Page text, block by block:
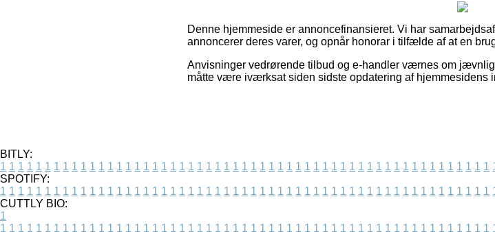
Denne hjemmeside er annoncefinansieret. Vi har
annoncerer deres varer, og opnår honorar i tilfælde af at en
Anvisninger vedrørende tilbud og e-handler værnes om
måtte være iværksat siden sidste opdatering af hjemmesidens
BITLY:
1 1 1 1 1 1 1 1 1 1 1 1 1 1 1 1 1 1 1 1 1 1 1 1 1 1 1 1 1 1 1 1 1 1 1 1 1 1 1 1 1 1 1 1 1 1 1 1 1 1 1 1 1 1 1
SPOTIFY:
1 1 1 1 1 1 1 1 1 1 1 1 1 1 1 1 1 1 1 1 1 1 1 1 1 1 1 1 1 1 1 1 1 1 1 1 1 1 1 1 1 1 1 1 1 1 1 1 1 1 1 1 1 1 1
CUTTLY BIO:
1
1 1 1 1 1 1 1 1 1 1 1 1 1 1 1 1 1 1 1 1 1 1 1 1 1 1 1 1 1 1 1 1 1 1 1 1 1 1 1 1 1 1 1 1 1 1 1 1 1 1 1 1 1 1 1